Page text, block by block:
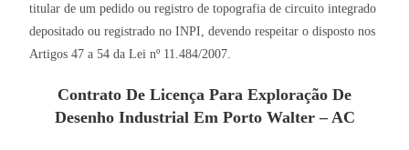
titular de um pedido ou registro de topografia de circuito integrado
depositado ou registrado no INPI, devendo respeitar o disposto nos
Artigos 47 a 54 da Lei nº 11.484/2007.
Contrato De Licença Para Exploração De
Desenho Industrial Em Porto Walter – AC